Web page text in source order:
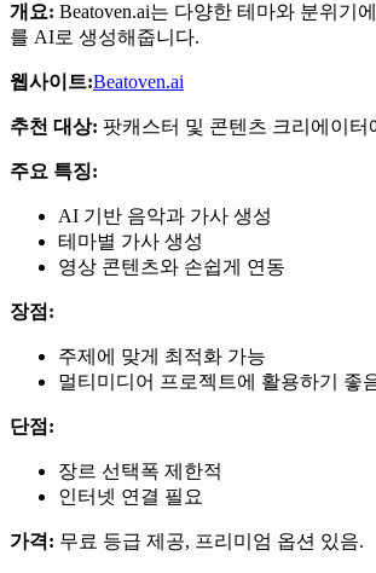
개요: Beatoven.ai는 다양한 테마와 분위기
를 AI로 생성해줍니다.
웹사이트:Beatoven.ai
추천 대상: 팟캐스터 및 콘텐츠 크리에이터
주요 특징:
AI 기반 음악과 가사 생성
테마별 가사 생성
영상 콘텐츠와 손쉽게 연동
장점:
주제에 맞게 최적화 가능
멀티미디어 프로젝트에 활용하기 좋
단점:
장르 선택폭 제한적
인터넷 연결 필요
가격: 무료 등급 제공, 프리미엄 옵션 있음.